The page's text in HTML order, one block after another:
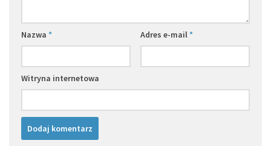
Nazwa * Adres e-mail*
Witryna internetowa